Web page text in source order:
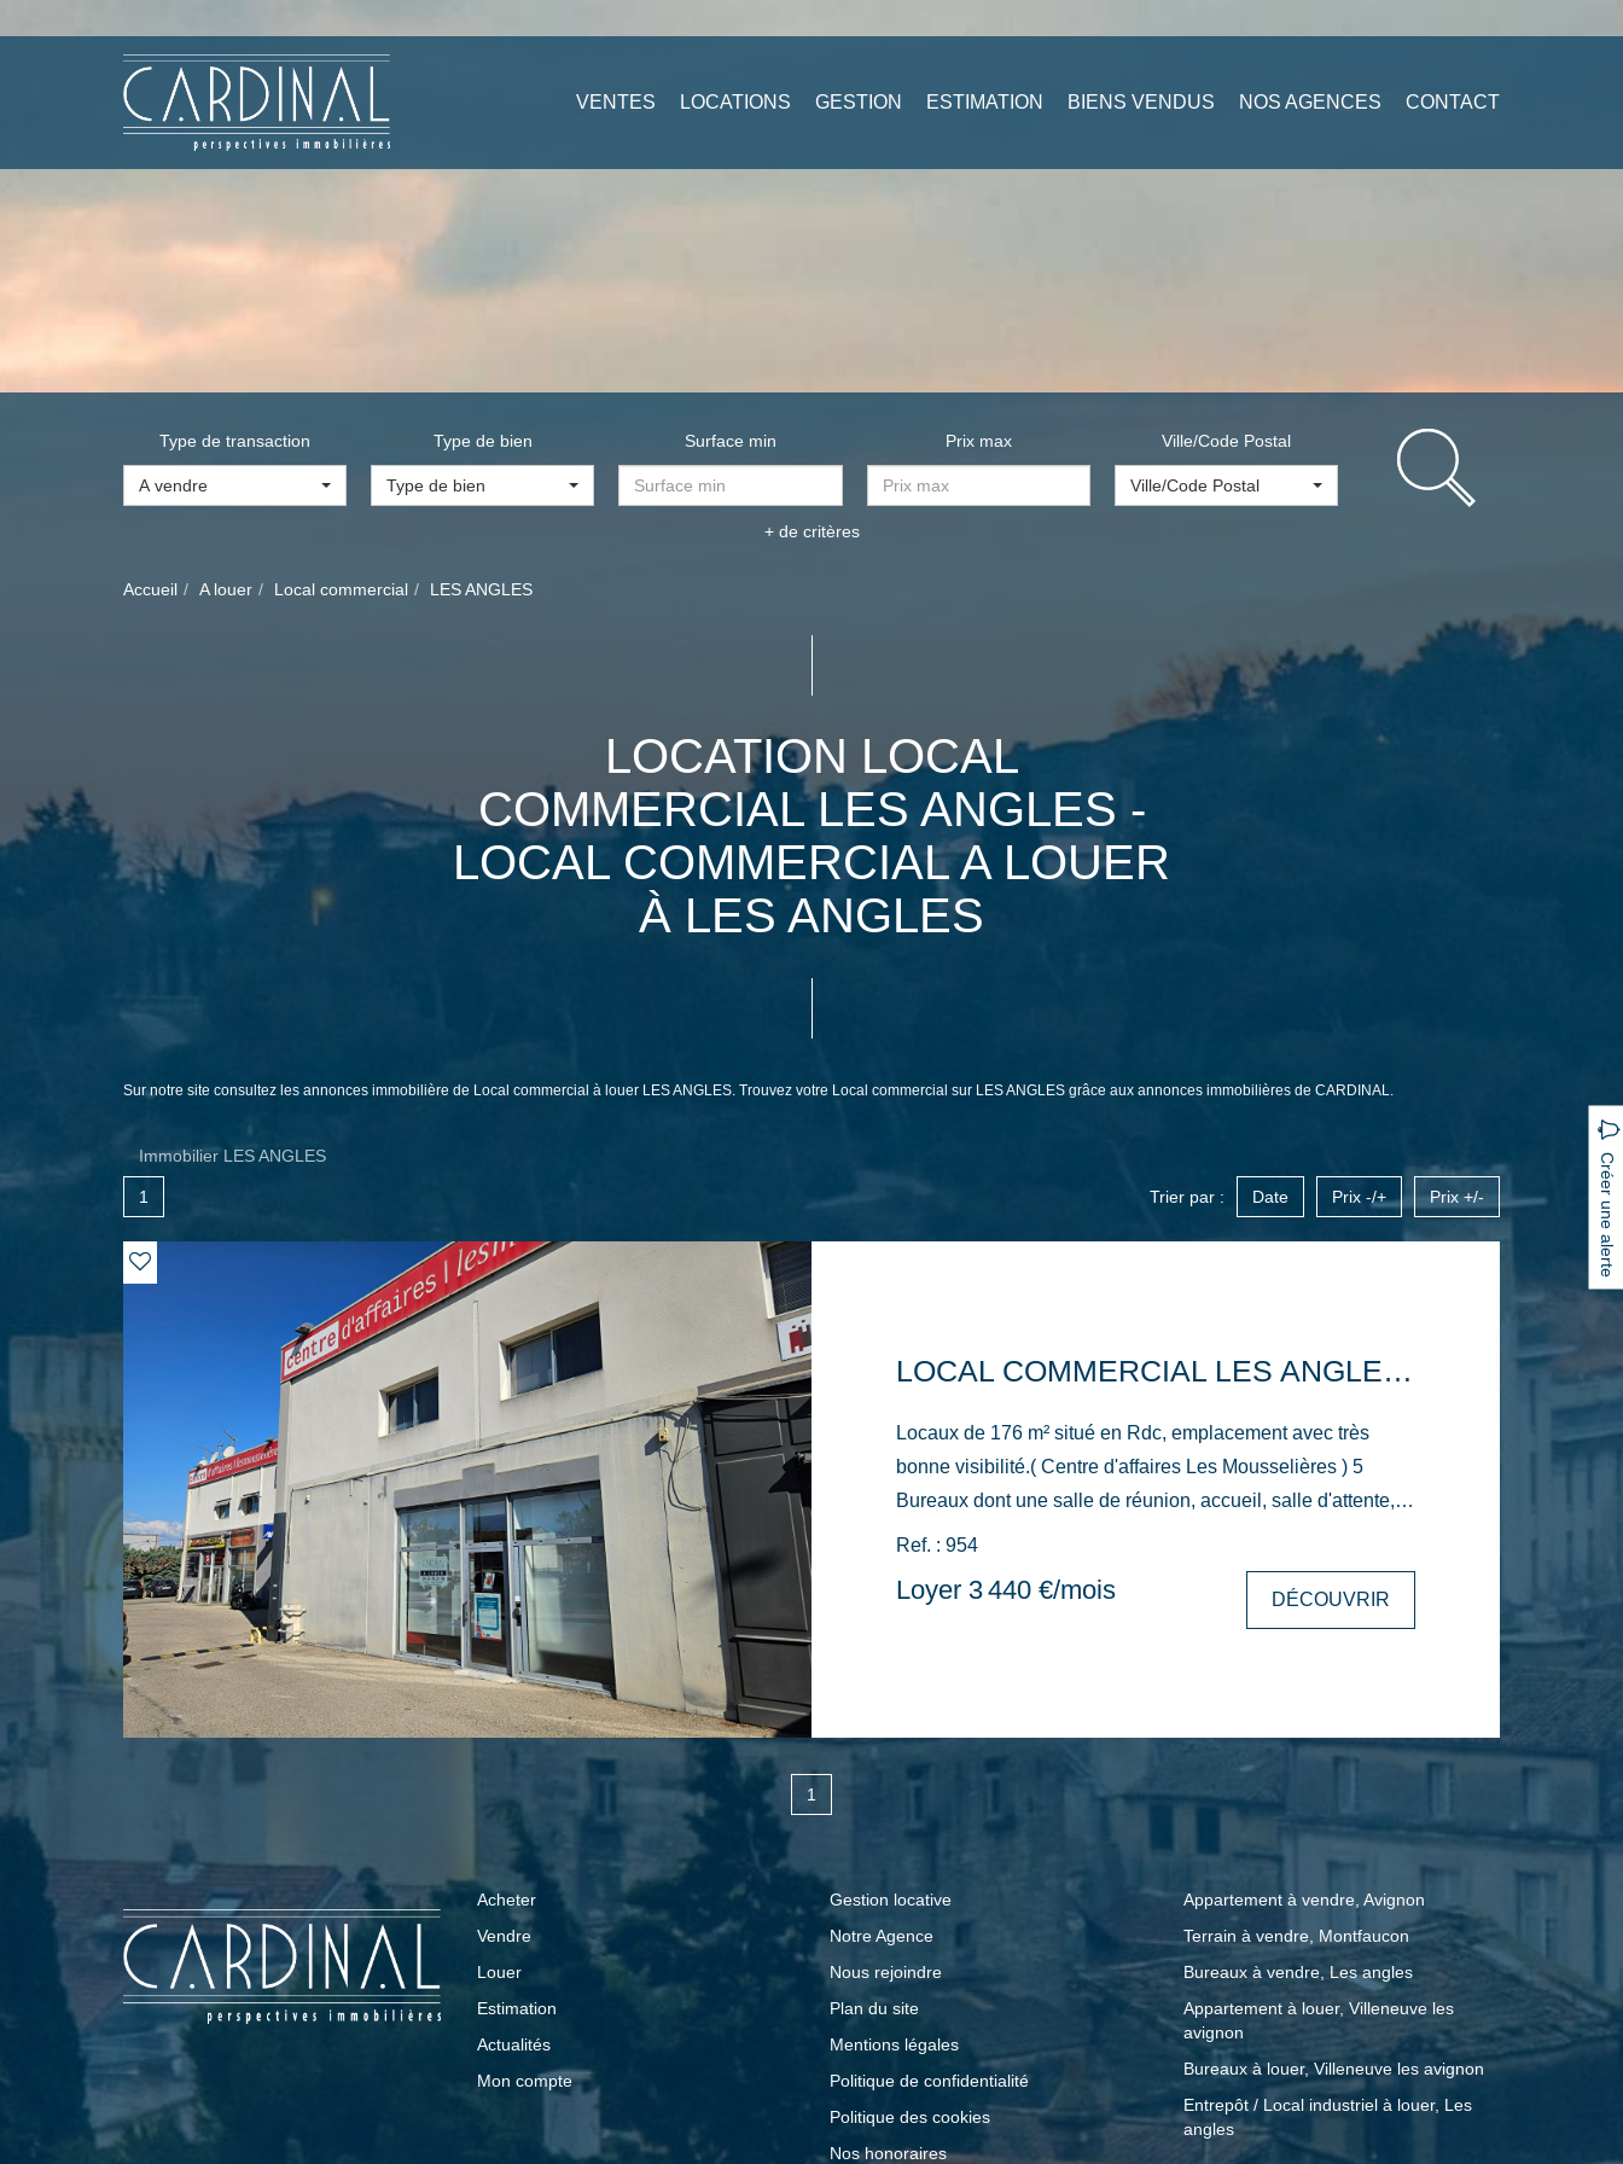
VENTES LOCATIONS GESTION ESTIMATION BIENS VENDUS NOS AGENCES CONTACT
Type de transaction
A vendre
Type de bien
Type de bien
Surface min Prix max Ville/Code Postal
Ville/Code Postal
+ de critères
Accueil A louer Local commercial LES ANGLES
LOCATION LOCAL
COMMERCIAL LES ANGLES -
LOCAL COMMERCIAL A LOUER
À LES ANGLES
Sur notre site consultez les annonces immobilière de Local commercial à louer LES ANGLES. Trouvez votre Local commercial sur LES ANGLES grâce aux annonces immobilières de CARDINAL.
Immobilier LES ANGLES Créer une alerte
1 Trier par : Date Prix -/+ Prix +/-
LOCAL COMMERCIAL LES ANGLES 176 M2
Locaux de 176 m² situé en Rdc, emplacement avec très
bonne visibilité.( Centre d'affaires Les Mousselières ) 5
Bureaux dont une salle de réunion, accueil, salle d'attente,
archive, wc, remise. Libre au 1er Octobre.
Ref. : 954
Loyer 3 440 €/mois DÉCOUVRIR
1
Acheter
Vendre
Louer
Estimation
Actualités
Mon compte
Gestion locative
Notre Agence
Nous rejoindre
Plan du site
Mentions légales
Politique de confidentialité
Politique des cookies
Nos honoraires
Appartement à vendre, Avignon
Terrain à vendre, Montfaucon
Bureaux à vendre, Les angles
Appartement à louer, Villeneuve les
avignon
Bureaux à louer, Villeneuve les avignon
Entrepôt / Local industriel à louer, Les
angles